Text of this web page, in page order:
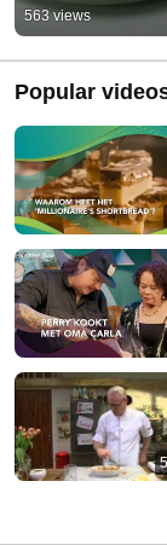
24Kitchen
563 views
Popular